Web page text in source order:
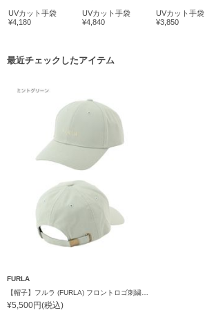
UVカット手袋
¥4,180
UVカット手袋
¥4,840
UVカット手袋
¥3,850
最近チェックしたアイテム
FURLA
【帽子】フルラ (FURLA) フロントロゴ刺繍キャップ
¥5,500円(税込)